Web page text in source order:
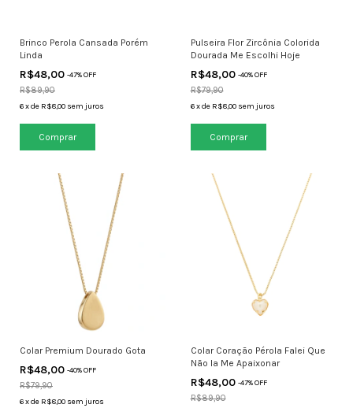
Brinco Perola Cansada Porém
Linda
R$48,00 -47% OFF
R$89,90
6xde R$8,00 sem juros
Pulseira Flor Zircônia Colorida
Dourada Me Escolhi Hoje
R$48,00 -40% OFF
R$79,90
6 xde R$8,00 sem juros
Colar Premium Dourado Gota
R$48,00 -40% OFF
R$79,90
6xde R$8,00 sem juros
Colar Coração Pérola Falei Que
Não Ia Me Apaixonar
R$48,00 -47% OFF
R$89,90